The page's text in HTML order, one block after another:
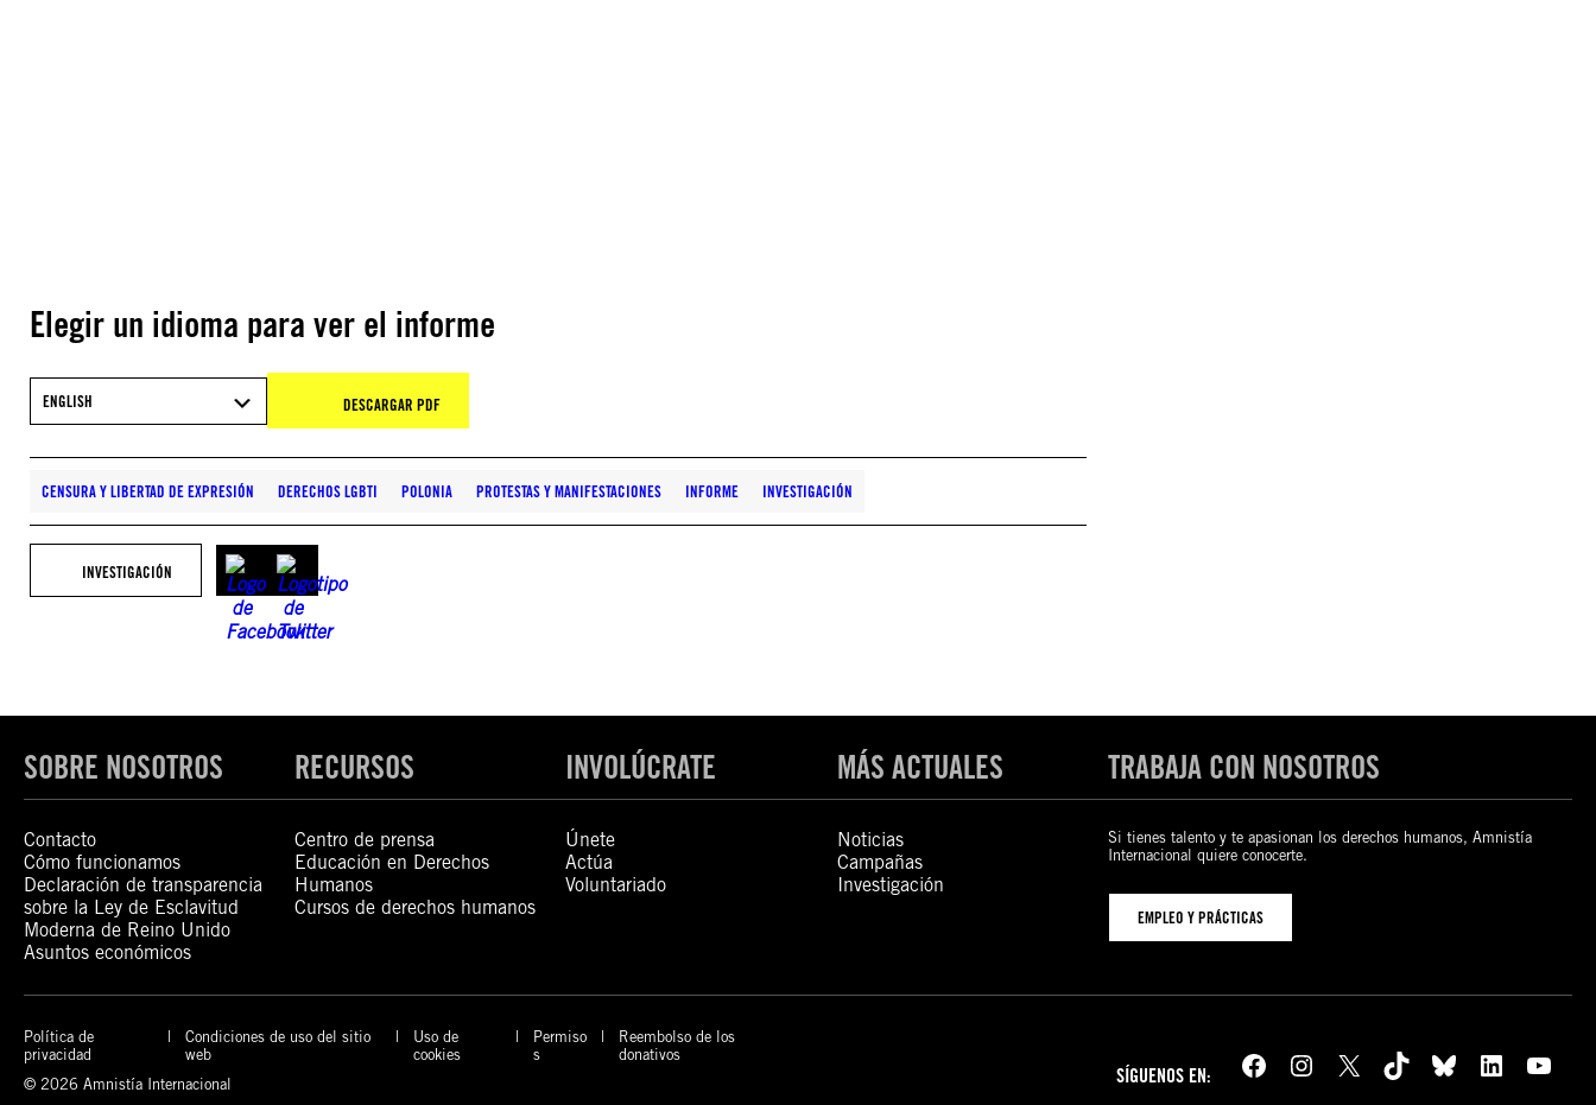
Elegir un idioma para ver el informe
ENGLISH DESCARGAR PDF
CENSURA Y LIBERTAD DE EXPRESIÓN DERECHOS LGBTI POLONIA PROTESTAS Y MANIFESTACIONES INFORME INVESTIGACIÓN
INVESTIGACIÓN
SOBRE NOSOTROS
Contacto
Cómo funcionamos
Declaración de transparencia
sobre la Ley de Esclavitud
Moderna de Reino Unido
Asuntos económicos
RECURSOS
Centro de prensa
Educación en Derechos
Humanos
Cursos de derechos humanos
INVOLÚCRATE
Únete
Actúa
Voluntariado
MÁS ACTUALES
Noticias
Campañas
Investigación
TRABAJA CON NOSOTROS
Si tienes talento y te apasionan los derechos humanos, Amnistía
Internacional quiere conocerte.
EMPLEO Y PRÁCTICAS
Política de
privacidad
Condiciones de uso del sitio
web
Uso de
cookies
Permiso
s
Reembolso de los
donativos
© 2026 Amnistía Internacional
SÍGUENOS EN: Facebook Instagram X TikTok Bluesky LinkedIn YouTube